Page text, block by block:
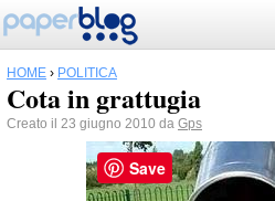
HOME › POLITICA
Cota in grattugia
Creato il 23 giugno 2010 da Gps
Save